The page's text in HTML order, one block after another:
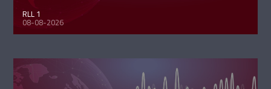
RLL 1
08-08-2026